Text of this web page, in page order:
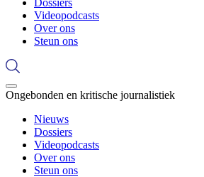
Dossiers
Videopodcasts
Over ons
Steun ons
Ongebonden en kritische journalistiek
Hoofdnavigatie
Nieuws
Dossiers
Videopodcasts
Over ons
Steun ons